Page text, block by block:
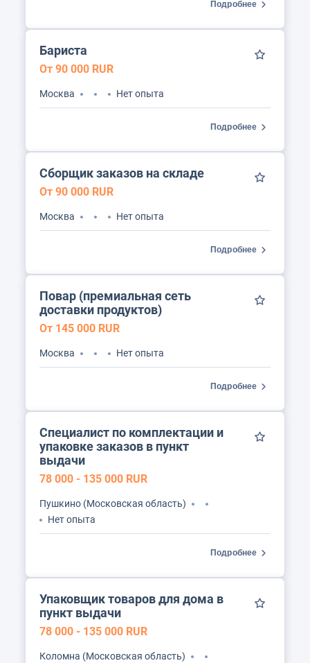
Подробнее
Бариста
От 90 000 RUR
Москва Нет опыта
Подробнее
Сборщик заказов на складе
От 90 000 RUR
Москва Нет опыта
Подробнее
Повар (премиальная сеть
доставки продуктов)
От 145 000 RUR
Москва Нет опыта
Подробнее
Специалист по комплектации и
упаковке заказов в пункт
выдачи
78 000 - 135 000 RUR
Пушкино (Московская область)
Нет опыта
Подробнее
Упаковщик товаров для дома в
пункт выдачи
78 000 - 135 000 RUR
Коломна (Московская область)